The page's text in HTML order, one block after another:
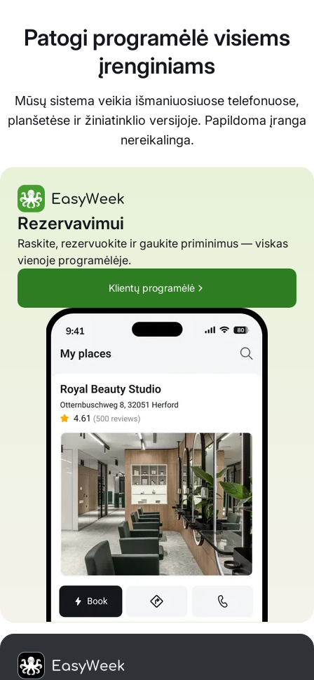
Patogi programėlė visiems
įrenginiams
Mūsų sistema veikia išmaniuosiuose telefonuose,
planšetėse ir žiniatinklio versijoje. Papildoma įranga
nereikalinga.
Rezervavimui
Raskite, rezervuokite ir gaukite priminimus — viskas
vienoje programėlėje.
Klientų programėlė